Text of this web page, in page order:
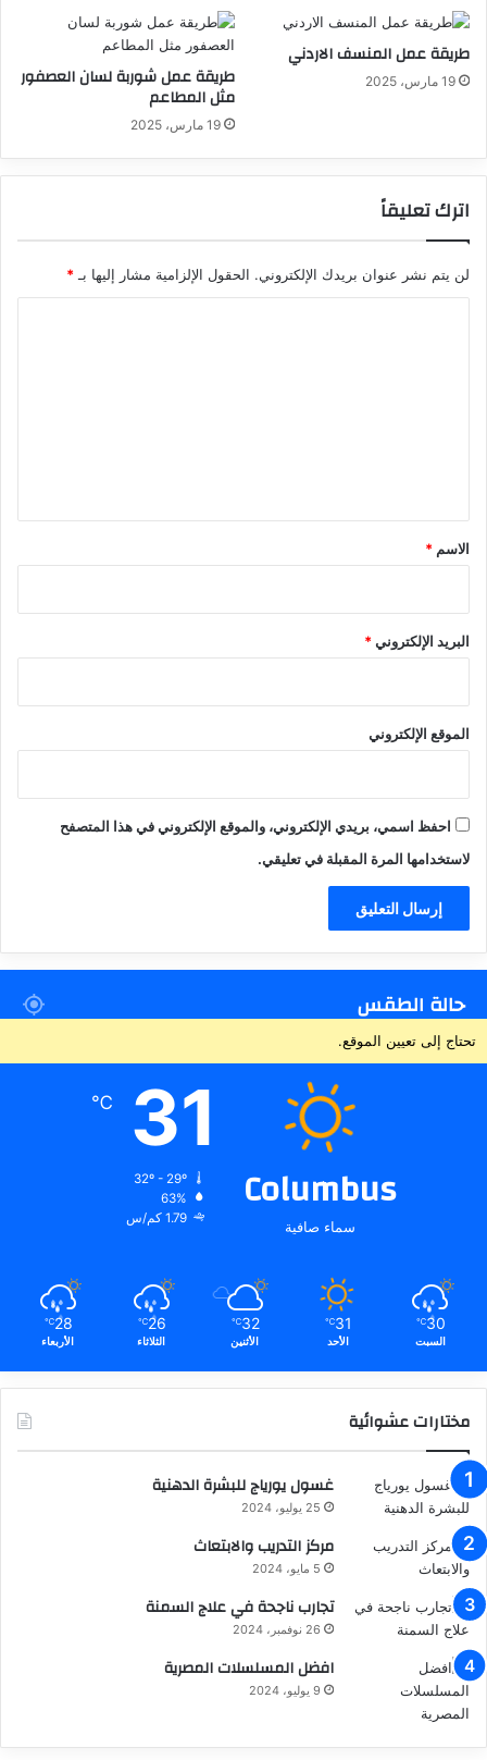
طريقة عمل المنسف الاردني
19 مارس، 2025 طريقة عمل شوربة لسان العصفور
مثل المطاعم
19 مارس، 2025
اترك تعليقاً
لن يتم نشر عنوان بريدك الإلكتروني. الحقول الإلزامية مشار إليها بـ *
*
الاسم *
البريد الإلكتروني*
الموقع الإلكتروني
احفظ اسمي، بريدي الإلكتروني، والموقع الإلكتروني في هذا المتصفح
لاستخدامها المرة المقبلة في تعليقي.
حالة الطقس
تحتاج إلى تعيين الموقع.
Columbus
سماء صافية
31
℃
63%
1.79 كم/س
30
℃
السبت
31
℃
الأحد
32
℃
الأثنين
26
℃
الثلاثاء
28
℃
الأربعاء
مختارات عشوائية
غسول يورياج للبشرة الدهنية
25 يوليو، 2024
مركز التدريب والابتعاث
5 مايو، 2024
تجارب ناجحة في علاج السمنة
26 نوفمبر، 2024
افضل المسلسلات المصرية
9 يوليو، 2024